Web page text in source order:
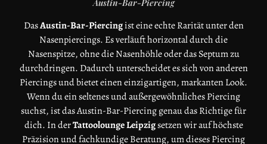
DasAustin-Bar-Piercingist eine echte Rarität unter den
Nasenpiercings. Es verläuft horizontal durch die
Nasenspitze, ohne die Nasenhöhle oder das Septum zu
durchdringen. Dadurch unterscheidet es sich von anderen
Piercings und bietet einen einzigartigen, markanten Look.
Wenn du ein seltenes und außergewöhnliches Piercing
suchst, ist das Austin-Bar-Piercing genau das Richtige für
dich. In derTattoolounge Leipzigsetzen wir auf höchste
Präzision und fachkundige Beratung, um dieses Piercing